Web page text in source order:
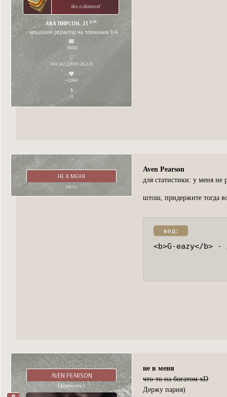
like a diamond
АВА ПИРСОН, 23y.o.
• младший редактор на телеканале b-4
14858
134 522,2/0 01.26,2/0
+12661
0
НЕ В МЕНЯ
гость
Aven Pearson
для статистики: у меня не
штош, придержите тогда
код:
<b>G-eazy</b>
AVEN PEARSON
[демон-лис]
не в меня
что-то на богатом xD
Держу парня)